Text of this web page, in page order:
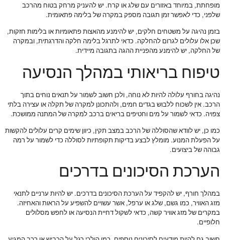
מופחתת, במיוחד באזורים עם שלג או קרח. יש להעניק מרחק בטוח מהרכב
שלפני, כדי לאפשר זמן תגובה מספק במקרה של בלימה פתאומית.
בזמן נהיגה על משטחים חלקים, יש להימנע מהאצות פתאומיות או בלימות חזקות,
שכן אלו עלולים לגרום להחלקה. כדאי לתרגל בלימה חלקה והדרגתית, ובמקרה
של החלקה, יש להימנע מהפניית ההגה בתגובה מיידית.
טיפוח בריאותי במהלך הנסיעה
נהיגה בחורף עלולה להיות לא נוחה, ולכן חשוב לשמור על תנאים נוחים בתוך
הרכב. אין לשכוח ללבוש בגדים חמים, ולהתכונן למקרה של תקלה או עצירה בלתי
צפויה. כדאי לשמור על מים וחטיפים בריאים ברכב למקרה של המתנה ממושכת.
כמו כן, יש לוודא שהסוללה של הרכב במצב תקין, כיוון שימים קרים עלולים להקשות
על הפעלת המנוע. מומלץ לבצע בדיקות תקופתיות לסוללה כדי לשמור על רמה
גבוהה של ביצועים.
הערכת הסיכונים בדרכים
במהלך חורף, יש להקפיד על הערכת הסיכונים בדרכים. יש להיות ערניים לתנאי
מזג האוויר, כמו גשם, שלג או ערפל, אשר עשויים להשפיע על הראות והאחיזה.
במקרים של מזג אוויר קשה, כדאי לשקול דחיית הנסיעה או לחפש מסלולים
חלופיים.